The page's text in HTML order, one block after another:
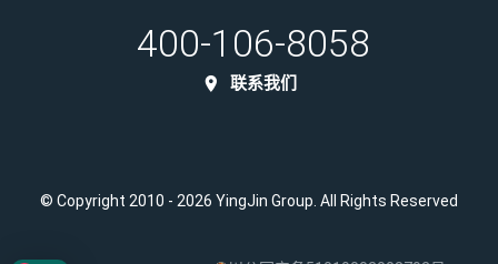
400-106-8058
联系我们
© Copyright 2010 - 2026 YingJin Group. All Rights Reserved